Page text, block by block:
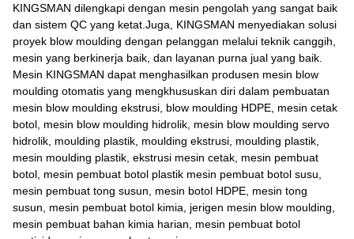
KINGSMAN dilengkapi dengan mesin pengolah yang sangat baik
dan sistem QC yang ketat.Juga, KINGSMAN menyediakan solusi
proyek blow moulding dengan pelanggan melalui teknik canggih,
mesin yang berkinerja baik, dan layanan purna jual yang baik.
Mesin KINGSMAN dapat menghasilkan produsen mesin blow
moulding otomatis yang mengkhususkan diri dalam pembuatan
mesin blow moulding ekstrusi, blow moulding HDPE, mesin cetak
botol, mesin blow moulding hidrolik, mesin blow moulding servo
hidrolik, moulding plastik, moulding ekstrusi, moulding plastik,
mesin moulding plastik, ekstrusi mesin cetak, mesin pembuat
botol, mesin pembuat botol plastik mesin pembuat botol susu,
mesin pembuat tong susun, mesin botol HDPE, mesin tong
susun, mesin pembuat botol kimia, jerigen mesin blow moulding,
mesin pembuat bahan kimia harian, mesin pembuat botol